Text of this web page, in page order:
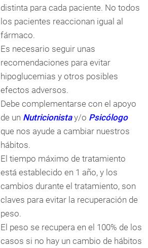
distinta para cada paciente. No todos
los pacientes reaccionan igual al
fármaco.
Es necesario seguir unas
recomendaciones para evitar
hipoglucemias y otros posibles
efectos adversos.
Debe complementarse con el apoyo
de un Nutricionistay/o Psicólogo
que nos ayude a cambiar nuestros
hábitos.
El tiempo máximo de tratamiento
está establecido en 1 año, y los
cambios durante el tratamiento, son
claves para evitar la recuperación de
peso.
El peso se recupera en el 100% de los
casos si no hay un cambio de hábitos